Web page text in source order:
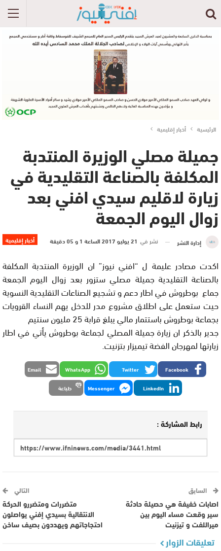
الرئيسية أخبار إقليمية
جميلة مصلي الوزيرة المنتدبة
المكلفة بالصناعة التقليدية في
زيارة لاقليم سيدي افني بعد
زوال اليوم الجمعة
أخبار إقليمية إدارة النشر نشر في 21 يوليو 2017 الساعة 1 و 05 دقيقة
اكدت مصادر عليمة ل “افني نيوز” ان الوزيرة المنتدبة المكلفة
بالصناعة التقليدية جميلة مصلي ستزور بعد زوال اليوم الجمعة
جماع بوطروش في اطار دعم و تشجيع الصناعات التقليدية النسوية
حيت ستعمل على اطلاق مشروع مدر للدخل يهم النساء القرويات
بجماعة بوطروش باستتمار مالي يبلغ قرابة 25 مليون سنتيم
جدير بالذكر ان زيارة جميلة المصلي لجماعة بوطروش يأتي في اطار
زيارتها لمهرجان الفضة تيميزار بتزنيت.
Facebook
Twitter
WhatsApp
Email
LinkedIn
Messenger طباعة
رابط المشاركة :
السابق
اصابات خفيفة هي حصيلة حادثة
سير وقعت مساء اليوم بين
ميراللفت و تيزنيت
التالي
متضررات ومتضررو الحركة
الانتقالية بسيدي إفني يواصلون
احتجاجاتهم ويهددون بصيف ساخن
تعليقات الزوار